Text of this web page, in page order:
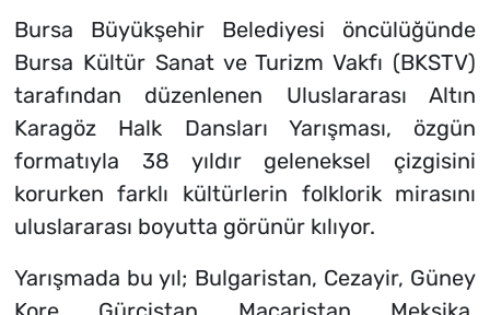
Bursa Büyükşehir Belediyesi öncülüğünde
Bursa Kültür Sanat ve Turizm Vakfı (BKSTV)
tarafından düzenlenen Uluslararası Altın
Karagöz Halk Dansları Yarışması, özgün
formatıyla 38 yıldır geleneksel çizgisini
korurken farklı kültürlerin folklorik mirasını
uluslararası boyutta görünür kılıyor.
Yarışmada bu yıl; Bulgaristan, Cezayir, Güney